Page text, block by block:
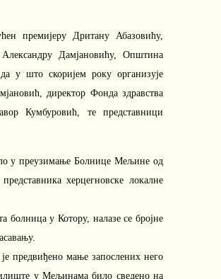
премијеру Дритану Абазовићу,
Дамјановићу, Општина
у што скоријем року организује
директор Фонда здравства
Кумбуровић, те представници
у преузимање Болнице Мељине од
херцегновске локалне
болница у Котору, налазе се бројне
предвиђено мање запослених него
у Мељинама било сведено на